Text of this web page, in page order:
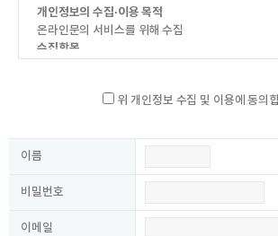
개인정보의 수집·이용 목적
온라인문의 서비스를 위해 수집
수집항목
1년이 도과된 정보 파기
의 불가하오니 양지하시기 바랍니다.
위 개인정보 수집 및 이용에 동의
이름
비밀번호
이메일